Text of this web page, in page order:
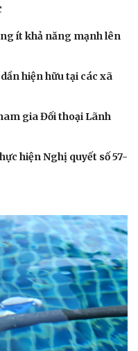
chuyện thời sự
Cửa sổ tình yêu
chuyện cho bé
ít khả năng mạnh lên
hiện hữu tại các xã
gia Đối thoại Lãnh
hiện Nghị quyết số 57-